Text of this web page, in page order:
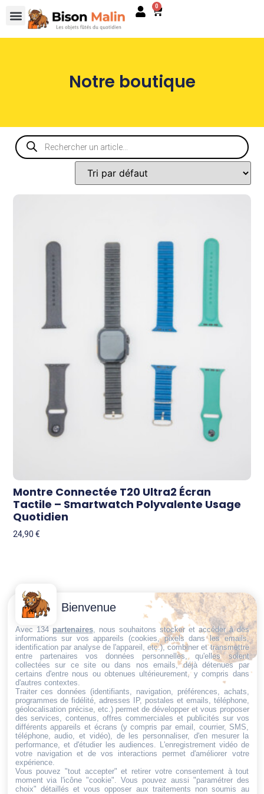
0
Notre boutique
Montre Connectée T20 Ultra2 Écran
Tactile – Smartwatch Polyvalente Usage
Quotidien
24,90€
Trouvez ce qu'il vous faut,
au bon endroit
Conditions
générales
de vente
Politique de
cookies
Politique de
confidentialité
Mentions
légales
Conditions de
retour et de
remboursement
Droit de
rétractation
Contactez-
Nous
Email:
dt@sasbms.fr
Bienvenue
Avec 134 partenaires, nous souhaitons stocker et accéder à des
informations sur vos appareils (cookies, pixels dans les emails,
identification par analyse de l'appareil, etc.), combiner et transmettre
entre partenaires vos données personnelles, qu'elles soient
collectées sur ce site ou dans nos emails, déjà détenues par
certains d'entre nous ou obtenues ultérieurement, y compris dans
d'autres contextes.
Traiter ces données (identifiants, navigation, préférences, achats,
programmes de fidélité, adresses IP, postales et emails, téléphone,
géolocalisation précise, etc.) permet de développer et vous proposer
des services, contenus, offres commerciales et publicités sur vos
différents appareils et écrans (y compris par email, courrier, SMS,
téléphone, audio, et vidéo), de les personnaliser, d'en mesurer la
performance, et d'étudier les audiences. L'enregistrement vidéo de
votre navigation et de vos interactions permet d'améliorer votre
expérience.
Vous pouvez "tout accepter" et retirer votre consentement à tout
moment via l'icône "cookie" . Vous pouvez aussi "paramétrer des
choix" détaillés et vous opposer aux traitements non soumis au